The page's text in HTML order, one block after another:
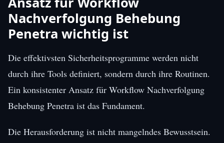
Nachverfolgung Behebung
Penetra wichtig ist
Die effektivsten Sicherheitsprogramme werden nicht
durch ihre Tools definiert, sondern durch ihre Routinen.
Ein konsistenter Ansatz für Workflow Nachverfolgung
Behebung Penetra ist das Fundament.
Die Herausforderung ist nicht mangelndes Bewusstsein.